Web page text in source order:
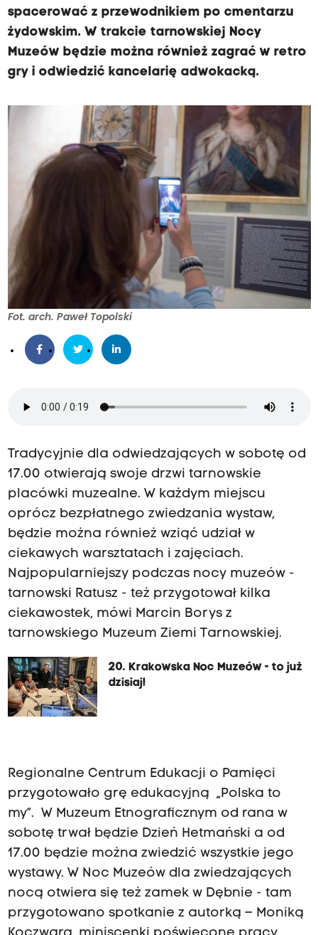
spacerować z przewodnikiem po cmentarzu
żydowskim. W trakcie tarnowskiej Nocy
Muzeów będzie można również zagrać w retro
gry i odwiedzić kancelarię adwokacką.
Fot. arch. Paweł Topolski
Tradycyjnie dla odwiedzających w sobotę od
17.00 otwierają swoje drzwi tarnowskie
placówki muzealne. W każdym miejscu
oprócz bezpłatnego zwiedzania wystaw,
będzie można również wziąć udział w
ciekawych warsztatach i zajęciach.
Najpopularniejszy podczas nocy muzeów -
tarnowski Ratusz - też przygotował kilka
ciekawostek, mówi Marcin Borys z
tarnowskiego Muzeum Ziemi Tarnowskiej.
20. Krakowska Noc Muzeów - to już
dzisiaj!
Regionalne Centrum Edukacji o Pamięci
przygotowało grę edukacyjną „Polska to
my”. W Muzeum Etnograficznym od rana w
sobotę trwał będzie Dzień Hetmański a od
17.00 będzie można zwiedzić wszystkie jego
wystawy. W Noc Muzeów dla zwiedzających
nocą otwiera się też zamek w Dębnie - tam
przygotowano spotkanie z autorką – Moniką